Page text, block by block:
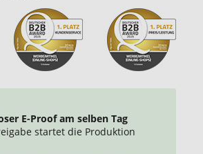
E-Proof am selben Tag
startet die Produktion